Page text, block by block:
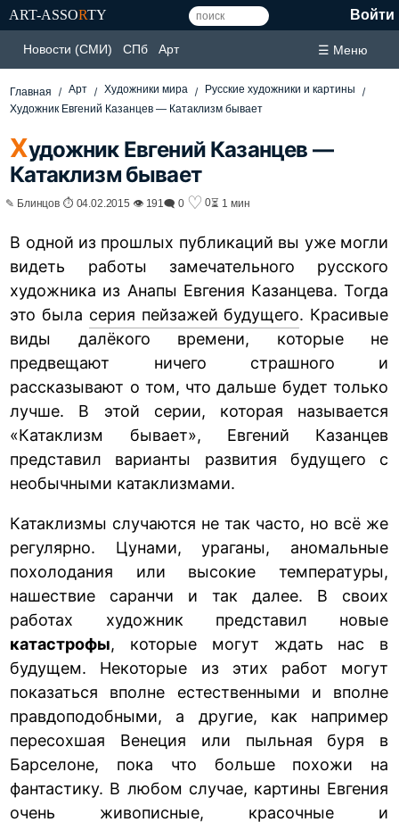
ART-ASSORTY Войти
Новости (СМИ) СПб Арт ☰ Меню
Главная Арт Художники мира
Русские художники и картины
Художник Евгений Казанцев — Катаклизм бывает
Художник Евгений Казанцев —
Катаклизм бывает
✎ Блинцов ⏱ 04.02.2015 👁 191🗨 0 ♡ 0⏳ 1 мин
В одной из прошлых публикаций вы уже могли
видеть работы замечательного русского
художника из Анапы Евгения Казанцева. Тогда
это была серия пейзажей будущего. Красивые
виды далёкого времени, которые не
предвещают ничего страшного и
рассказывают о том, что дальше будет только
лучше. В этой серии, которая называется
«Катаклизм бывает», Евгений Казанцев
представил варианты развития будущего с
необычными катаклизмами.
Катаклизмы случаются не так часто, но всё же
регулярно. Цунами, ураганы, аномальные
похолодания или высокие температуры,
нашествие саранчи и так далее. В своих
работах художник представил новые
катастрофы, которые могут ждать нас в
будущем. Некоторые из этих работ могут
показаться вполне естественными и вполне
правдоподобными, а другие, как например
пересохшая Венеция или пыльная буря в
Барселоне, пока что больше похожи на
фантастику. В любом случае, картины Евгения
очень живописные, красочные и